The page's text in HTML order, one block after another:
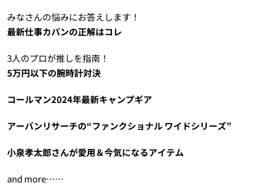
みなさんの悩みにお答えします！
最新仕事カバンの正解はコレ
3人のプロが推しを指南！
5万円以下の腕時計対決
コールマン2024年最新キャンプギア
アーバンリサーチの“ファンクショナル ワイドシリーズ”
小泉孝太郎さんが愛用＆今気になるアイテム
and more……